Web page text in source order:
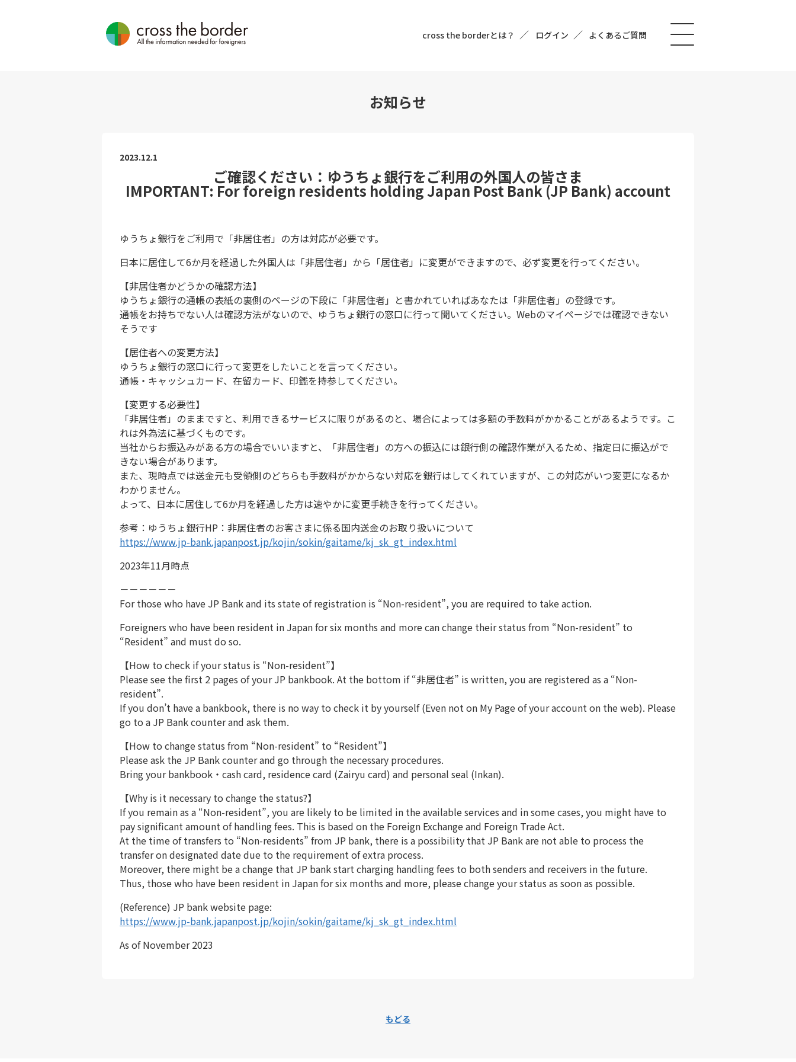
cross the borderとは？ ログイン よくあるご質問
お知らせ
2023.12.1
ご確認ください：ゆうちょ銀行をご利用の外国人の皆さま
IMPORTANT: For foreign residents holding Japan Post Bank (JP Bank) account
ゆうちょ銀行をご利用で「非居住者」の方は対応が必要です。
日本に居住して6か月を経過した外国人は「非居住者」から「居住者」に変更ができますので、必ず変更を行ってください。
【非居住者かどうかの確認方法】
ゆうちょ銀行の通帳の表紙の裏側のページの下段に「非居住者」と書かれていればあなたは「非居住者」の登録です。
通帳をお持ちでない人は確認方法がないので、ゆうちょ銀行の窓口に行って聞いてください。Webのマイページでは確認できない
そうです
【居住者への変更方法】
ゆうちょ銀行の窓口に行って変更をしたいことを言ってください。
通帳・キャッシュカード、在留カード、印鑑を持参してください。
【変更する必要性】
「非居住者」のままですと、利用できるサービスに限りがあるのと、場合によっては多額の手数料がかかることがあるようです。こ
れは外為法に基づくものです。
当社からお振込みがある方の場合でいいますと、「非居住者」の方への振込には銀行側の確認作業が入るため、指定日に振込がで
きない場合があります。
また、現時点では送金元も受領側のどちらも手数料がかからない対応を銀行はしてくれていますが、この対応がいつ変更になるか
わかりません。
よって、日本に居住して6か月を経過した方は速やかに変更手続きを行ってください。
参考：ゆうちょ銀行HP：非居住者のお客さまに係る国内送金のお取り扱いについて
https://www.jp-bank.japanpost.jp/kojin/sokin/gaitame/kj_sk_gt_index.html
2023年11月時点
－－－－－－
For those who have JP Bank and its state of registration is “Non-resident”, you are required to take action.
Foreigners who have been resident in Japan for six months and more can change their status from “Non-resident” to
“Resident” and must do so.
【How to check if your status is “Non-resident”】
Please see the first 2 pages of your JP bankbook. At the bottom if “非居住者” is written, you are registered as a “Non-
resident”.
If you don’t have a bankbook, there is no way to check it by yourself (Even not on My Page of your account on the web). Please
go to a JP Bank counter and ask them.
【How to change status from “Non-resident” to “Resident”】
Please ask the JP Bank counter and go through the necessary procedures.
Bring your bankbook・cash card, residence card (Zairyu card) and personal seal (Inkan).
【Why is it necessary to change the status?】
If you remain as a “Non-resident”, you are likely to be limited in the available services and in some cases, you might have to
pay significant amount of handling fees. This is based on the Foreign Exchange and Foreign Trade Act.
At the time of transfers to “Non-residents” from JP bank, there is a possibility that JP Bank are not able to process the
transfer on designated date due to the requirement of extra process.
Moreover, there might be a change that JP bank start charging handling fees to both senders and receivers in the future.
Thus, those who have been resident in Japan for six months and more, please change your status as soon as possible.
(Reference) JP bank website page:
https://www.jp-bank.japanpost.jp/kojin/sokin/gaitame/kj_sk_gt_index.html
As of November 2023
もどる